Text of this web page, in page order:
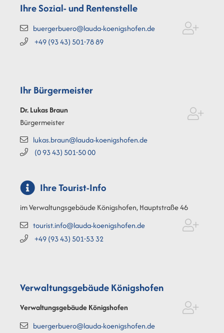
Ihre Sozial- und Rentenstelle
buergerbuero@lauda-koenigshofen.de
+49 (9343) 501-7889
Ihr Bürgermeister
Dr. LukasBraun
Bürgermeister
lukas.braun@lauda-koenigshofen.de
(09343) 501-5000
Ihre Tourist-Info
im Verwaltungsgebäude Königshofen, Hauptstraße 46
tourist.info@lauda-koenigshofen.de
+49 (9343) 501-5332
Verwaltungsgebäude Königshofen
Verwaltungsgebäude Königshofen
buergerbuero@lauda-koenigshofen.de